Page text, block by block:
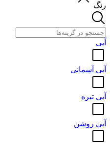
رنگ
آبی
آبی آسمانی
آبی تیره
آبی روشن